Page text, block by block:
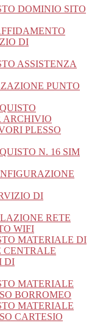
DOMINIO SITO
DI
ASSISTENZA
PUNTO
ARCHIVIO
PLESSO
N. 16 SIM
DI
RETE
WIFI
MATERIALE DI
CENTRALE
DI
MATERIALE
BORROMEO
MATERIALE
CARTESIO